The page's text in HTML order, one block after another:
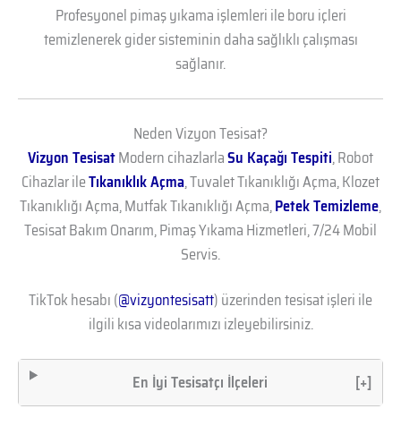
Profesyonel pimaş yıkama işlemleri ile boru içleri
temizlenerek gider sisteminin daha sağlıklı çalışması
sağlanır.
Neden Vizyon Tesisat?
Vizyon TesisatModern cihazlarlaSu Kaçağı Tespiti, Robot
Cihazlar ileTıkanıklık Açma, Tuvalet Tıkanıklığı Açma, Klozet
Tıkanıklığı Açma, Mutfak Tıkanıklığı Açma,Petek Temizleme,
Tesisat Bakım Onarım, Pimaş Yıkama Hizmetleri, 7/24 Mobil
Servis.
TikTok hesabı (@vizyontesisatt) üzerinden tesisat işleri ile
ilgili kısa videolarımızı izleyebilirsiniz.
En İyi Tesisatçı İlçeleri [+]